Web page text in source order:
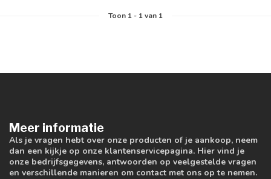
Toon 1- 1van 1
Meer informatie
Als je vragen hebt over onze producten of je aankoop, neem
dan een kijkje op onze klantenservicepagina. Hier vind je
onze bedrijfsgegevens, antwoorden op veelgestelde vragen
en verschillende manieren om contact met ons op te nemen.